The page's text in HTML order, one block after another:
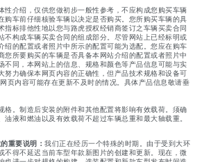
性介绍，仅供您做初步一般性参考，不应构成您购买车辆
购车前仔细核验车辆以决定是否购买。您所购买车辆的具
指标排他性地以您与路虎授权经销商签订之车辆买卖合同
不构成车辆买卖合同的组成部分。尽管网站上已经标明或
绍的配置或者照片中所示的配置可能为选配。您应在购车
您所要购买的车辆是否具备本网站介绍的配置或者照片中
不同，本网站上的信息、规格和颜色等产品信息可能与实
努力确保本网页内容的正确性，但产品技术规格和设备可
页内容可能存在更新不及时的情况。具体产品信息敬请垂
格。制造后安装的附件和其他配置将影响有效载荷。须确
液和燃油以及有效载荷不超过车辆总重和最大轴载重。
重要说明： 我们正在经历一个特殊的时期。由于受到大环
不得不延迟当前车型年款新图片的创建和更新。现在，微